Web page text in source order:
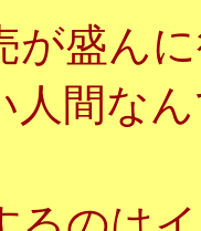
が盛ん
人間な